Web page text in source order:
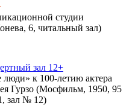
студии
6, читальный зал)
зал 12+
к 100-летию актера
Гурзо (Мосфильм, 1950, 95
зал № 12)